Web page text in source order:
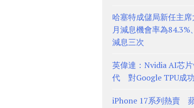
哈塞特成儲局新任主
月減息機會率為84.3%
減息三次
英偉達：Nvidia AI芯
代 對Google TPU成
iPhone 17系列熱賣